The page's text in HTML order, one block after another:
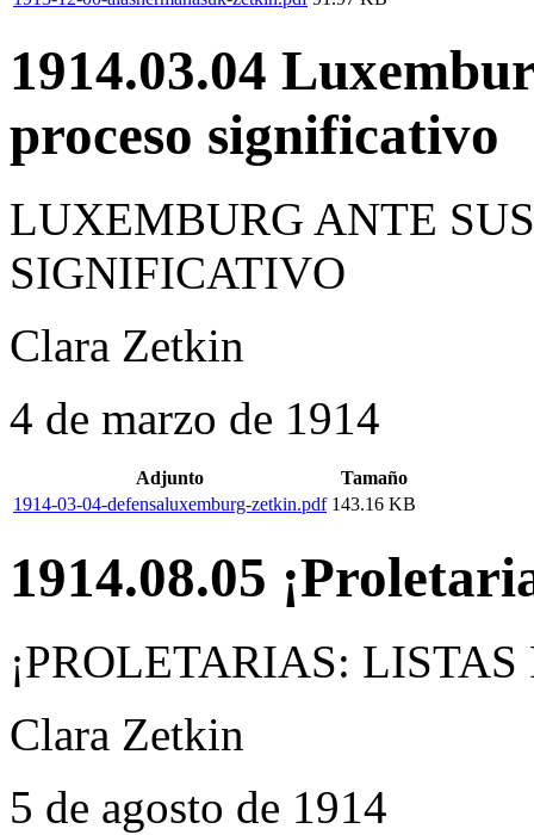
1914.03.04
proceso significativo
LUXEMBURG ANTE
SIGNIFICATIVO
Clara Zetkin
4 de marzo de 1914
Adjunto
Tamaño
1914-03-04-defensaluxemburg-zetkin.pdf 143.16 KB
1914.08.05
¡PROLETARIAS:
Clara Zetkin
5 de agosto de 1914